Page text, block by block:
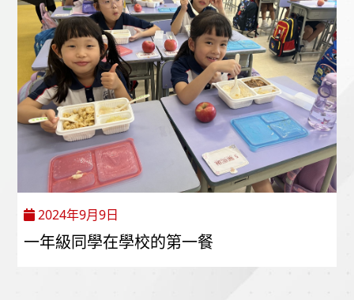
2024年9月9日
一年級同學在學校的第一餐